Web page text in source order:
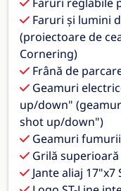
Faruri și lumini
(proiectoare de
Cornering)
Frână de
Geamuri
up/down"
shot up/down")
Geamuri
Grilă superioară
Jante aliaj 17"x7